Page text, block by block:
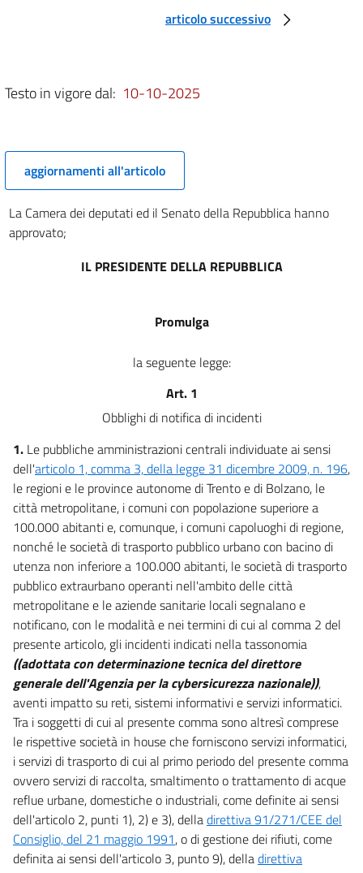
7
10
11
12
13
Disposizioni per la prevenzione e il contrasto dei reati informatici
nonchè in materia di coordinamento degli interventi in caso di
attacchi a sistemi informatici o telematici e di sicurezza delle
banche di dati in uso presso gli uffici giudiziari
17
18
19
20
21
22
23
24
articolo successivo
Testo in vigore dal: 10-10-2025
aggiornamenti all'articolo
La Camera dei deputati ed il Senato della Repubblica hanno
approvato;
IL PRESIDENTE DELLA REPUBBLICA
Promulga
la seguente legge:
Art. 1
Obblighi di notifica di incidenti
1. Le pubbliche amministrazioni centrali individuate ai sensi
dell'articolo 1, comma 3, della legge 31 dicembre 2009, n. 196,
le regioni e le province autonome di Trento e di Bolzano, le
città metropolitane, i comuni con popolazione superiore a
100.000 abitanti e, comunque, i comuni capoluoghi di regione,
nonché le società di trasporto pubblico urbano con bacino di
utenza non inferiore a 100.000 abitanti, le società di trasporto
pubblico extraurbano operanti nell'ambito delle città
metropolitane e le aziende sanitarie locali segnalano e
notificano, con le modalità e nei termini di cui al comma 2 del
presente articolo, gli incidenti indicati nella tassonomia
((adottata con determinazione tecnica del direttore
generale dell'Agenzia per la cybersicurezza nazionale)),
aventi impatto su reti, sistemi informativi e servizi informatici.
Tra i soggetti di cui al presente comma sono altresì comprese
le rispettive società in house che forniscono servizi informatici,
i servizi di trasporto di cui al primo periodo del presente comma
ovvero servizi di raccolta, smaltimento o trattamento di acque
reflue urbane, domestiche o industriali, come definite ai sensi
dell'articolo 2, punti 1), 2) e 3), delladirettiva 91/271/CEE del
Consiglio, del 21 maggio 1991, o di gestione dei rifiuti, come
definita ai sensi dell'articolo 3, punto 9), delladirettiva